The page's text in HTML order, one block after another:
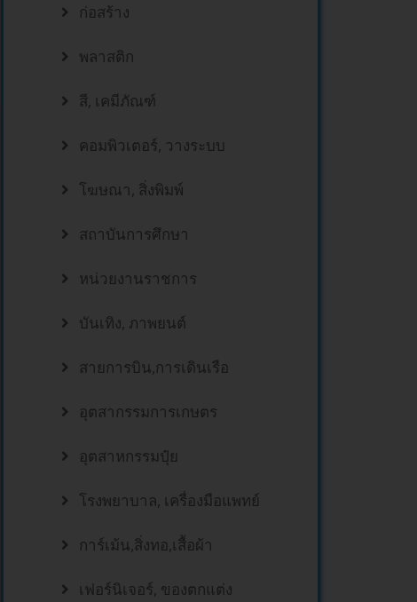
ก่อสร้าง
พลาสติก
สี, เคมีภัณฑ์
คอมพิวเตอร์, วางระบบ
โฆษณา, สิ่งพิมพ์
สถาบันการศึกษา
หน่วยงานราชการ
บันเทิง, ภาพยนต์
สายการบิน,การเดินเรือ
อุตสากรรมการเกษตร
อุตสาหกรรมปุ๋ย
โรงพยาบาล, เครื่องมือแพทย์
การ์เม้น,สิ่งทอ,เสื้อผ้า
เฟอร์นิเจอร์, ของตกแต่ง